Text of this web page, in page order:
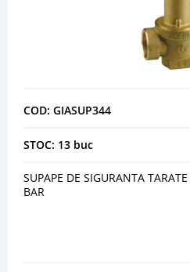
COD: GIASUP344
STOC: 13 buc
SUPAPE DE SIGURANTA
BAR